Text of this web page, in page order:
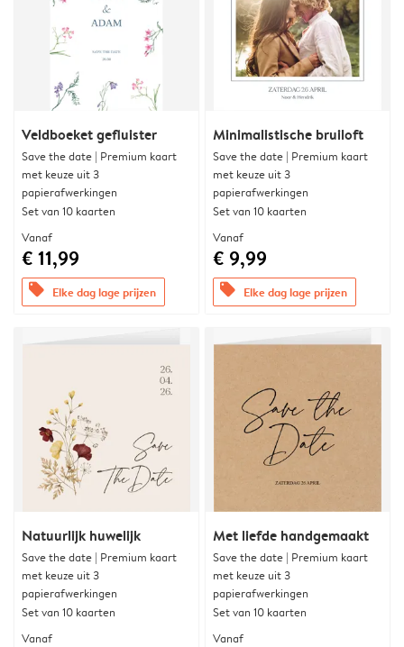
Veldboeket gefluister
Save the date | Premium kaart
met keuze uit 3
papierafwerkingen
Set van 10 kaarten
Vanaf
€ 11,99
offers Elke dag lage prijzen
Minimalistische bruiloft
Save the date | Premium kaart
met keuze uit 3
papierafwerkingen
Set van 10 kaarten
Vanaf
€ 9,99
offers Elke dag lage prijzen
Natuurlijk huwelijk
Save the date | Premium kaart
met keuze uit 3
papierafwerkingen
Set van 10 kaarten
Vanaf
Met liefde handgemaakt
Save the date | Premium kaart
met keuze uit 3
papierafwerkingen
Set van 10 kaarten
Vanaf